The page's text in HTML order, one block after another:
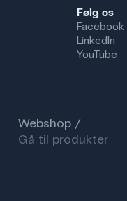
Følg os
Facebook
LinkedIn
YouTube
Webshop
Gå til produkter